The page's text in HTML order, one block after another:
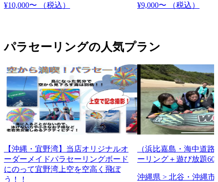
¥10,000〜
（税込）
¥9,000〜
（税込）
パラセーリングの人気プラン
【沖縄・宜野湾】当店オリジナルオ
ーダーメイドパラセーリングボード
にのって宜野湾上空を空高く飛ぼ
う！！
（浜比嘉島・海中道
ーリング＋遊び放題60
沖縄県 > 北谷・沖縄市